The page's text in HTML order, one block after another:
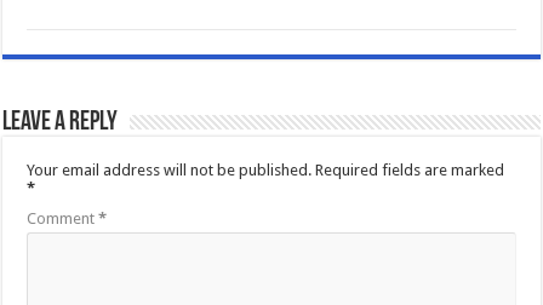
Leave a Reply
Your email address will not be published. Required fields are marked
*
Comment*